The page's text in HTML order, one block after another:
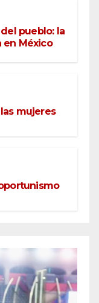
pueblo: la
en México
mujeres